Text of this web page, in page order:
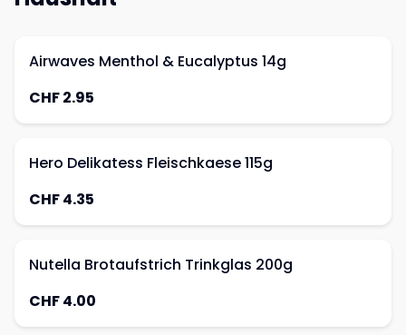
Airwaves Menthol & Eucalyptus 14g
CHF 2.95
Hero Delikatess Fleischkaese 115g
CHF 4.35
Nutella Brotaufstrich Trinkglas 200g
CHF 4.00